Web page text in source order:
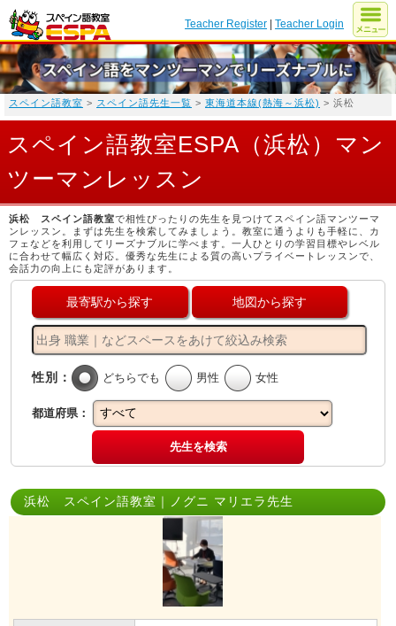
Teacher Register |Teacher Login
スペイン語教室 > スペイン語先生一覧 > 東海道本線(熱海～浜松) > 浜松
スペイン語教室ESPA（浜松）マン
ツーマンレッスン
浜松 スペイン語教室で相性ぴったりの先生を見つけてスペイン語マンツーマ
ンレッスン。まずは先生を検索してみましょう。教室に通うよりも手軽に、カ
フェなどを利用してリーズナブルに学べます。一人ひとりの学習目標やレベル
に合わせて幅広く対応。優秀な先生による質の高いプライベートレッスンで、
会話力の向上にも定評があります。
最寄駅から探す 地図から探す
性別： どちらでも 男性 女性
都道府県：
先生を検索
浜松 スペイン語教室｜ノグニ マリエラ先生